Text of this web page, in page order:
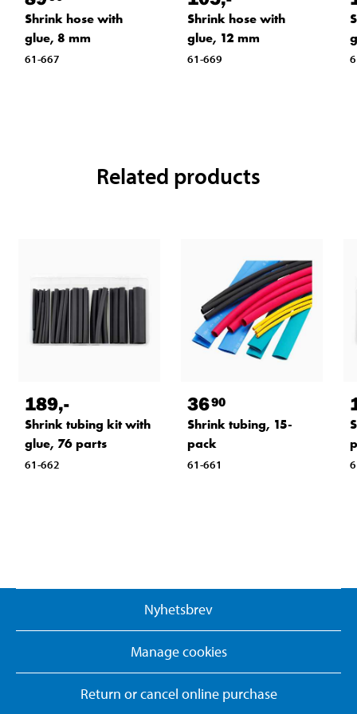
Shrink hose with
glue, 8 mm
61-667
Shrink hose with
glue, 12 mm
61-669
Related products
189,-
Shrink tubing kit with
glue, 76 parts
61-662
3690
Shrink tubing, 15-
pack
61-661
Nyhetsbrev
Manage cookies
Return or cancel online purchase